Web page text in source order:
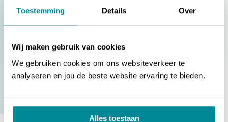
Toestemming Details Over
Wij maken gebruik van cookies
We gebruiken cookies om ons websiteverkeer te
analyseren en jou de beste website ervaring te bieden.
Alles toestaan
[QlickPrint] | Hoe update ik QlickPrint?
[QlickPrint] | Hoe maak ik een koppeling met een database?